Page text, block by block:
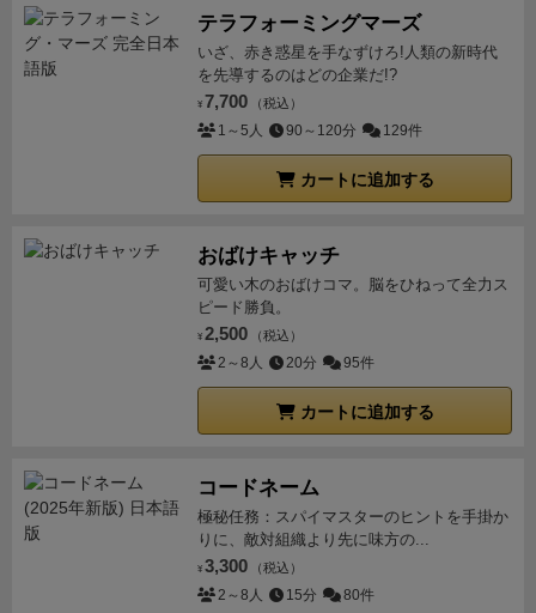
からは手番順に行います。1人のプレイヤーが手番を
完全に終わってから次のプレイヤーが手番を行いま
・出したカードを表に向けます。
・出したカードの数字（０～５）の合計を速度
と言います。速度と同じマス数だけ車を進めます〇
・出したカードの中のストレスカ
ード１枚ごとに次のことを行います。
ップをめくってそれがスピードカード（１～４，スピ
ードメーターのアイコンがある）であれば，それをス
トレスカードの数値とします。めくったカードはゴミ
箱に置きます。・スピードカードでなければ（０
と５，ストレス）はゴミ箱に移し，次の山札をめくり
・（注１：ストレスカードの数値を決める
シャッフルして山札を作ります。
から出したカードはまだ捨て札ではないのでシャッフ
ルに加えません。 ■13 ブースト（注２）・１手
番に1回ブーストを行ってもよいです。
通常の移動が終わったあとに行うもので，さらに車を
カスタムして走らせる「ミニ四駆」的な楽しみがある
ためとてもワクワクします。ゲームとしても速度とヒ
ートカードをコントロールするハンドマネジメントが
悩ましく、それでいてルールはかなり簡単で1プレイ1
時間くらいで終わるため、間口が広いゲームだと感じ
価格が高い、パッケージがださい、箱が大き
すぎる、説明書が分かりにくい、といったゲーム面以
ライト層にもおすすめできる名作だと思います。
ち現在走行中のギアの枚数だけ手札をプレイし、その
プレイしたスピードカードの合計値分だけレースカー
を前に進める。この際、コーナーを通過した際にはコ
ーナーチェックを行い、超過スピードで通過した場合
はヒートカードを支払う必要があるが、払えなければ
スピンしてしまう。そうして規定の周回を走行して一
利となる。
【ギアのシフトチェンジが重要！】
番の最初にギアのシフトを行う。手札は7枚だが、ギ
アの数値はそのままプレイするカードの枚数になるの
で、4速なら4枚プレイ出来るし、1速なら1枚しかプレ
イ出来ない。スピードカードには１～４の数値（改良
カードには８までの数値）が記載されており、その合
計スピード分だけレースカーを進めることができる。
ーナーには制限速度が設定されており、合計スピード
がコーナーの制限速度を超えているとヒートカードを
支払う必要があり、それが出来ない場合はスピンして
しまう。このため、直線では出来る限りギアを上げて
最高速度で走り抜けたいのだが、 コーナーではしっか
う１つが、アイコンがいろんな場所に点在しているこ
と。個人の手番で処理するアイコンが、メインボー
ド、デッキマネジメントする個人ボード、特殊カード
に点在して描かれているため、それらを全てチェック
して処理しなければならず、これが意外と漏れて忘れ
コンポーネント的に仕方ないのだが、いろい
ろ見なければならないところは、基本的なこのゲーム
なに大きい欠点ではないのだが。
いたが、総評としてよくできた、今の時代を代表する
レースゲームになる可能性のあるゲームだと思う。
人数プレイの方が面白いのだが、ダウンタイムが比例
して長くなり、３時間以上のレースゲームでも許容範
囲であれば、おすすめかな。
余談だが、最大６人プレ
イなのだが、箱の中のスペースやボードに７〜８人目
す気満々なのは笑った。BGAにも登場したのでプレ
イ。デジタルでサクサク進んでくれるので、ダウンタ
イムはアナログでやるよりかは減ったが、それでもプ
レイ人数が５〜６人だとダウンタイムが長く感じると
テラフォーミングマーズ
いざ、赤き惑星を手なずけろ!人類の新時代
を先導するのはどの企業だ!?
¥ 7,700 （税込）
1～5人 90～120分 129件
カートに追加する
おばけキャッチ
可愛い木のおばけコマ。脳をひねって全力ス
ピード勝負。
¥ 2,500 （税込）
2～8人 20分 95件
カートに追加する
コードネーム
極秘任務：スパイマスターのヒントを手掛か
りに、敵対組織より先に味方の...
¥ 3,300 （税込）
2～8人 15分 80件